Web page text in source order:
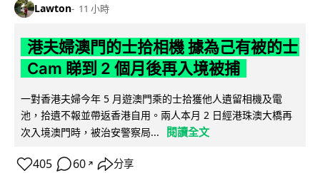
Lawton 11 小時
港夫婦澳門的士拾相機 據為己有被的士
Cam 睇到 2 個月後再入境被捕
一對香港夫婦今年 5 月遊澳門乘的士拾獲他人遺留相機及電
池，拾遺不報並帶返香港自用。兩人本月 2 日經港珠澳大橋再
次入境澳門時，被治安警察局...
閱讀全文
405 60 ↗ 分享